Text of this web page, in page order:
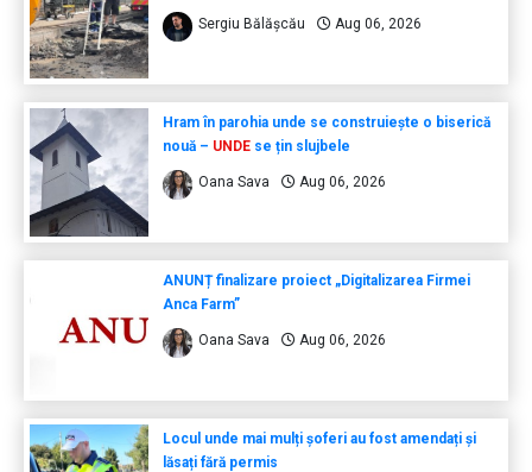
Sergiu Bălășcău Aug 06, 2026
Hram în parohia unde se construiește o biserică
nouă – UNDE se țin slujbele
Oana Sava Aug 06, 2026
ANUNȚ finalizare proiect „Digitalizarea Firmei
Anca Farm”
Oana Sava Aug 06, 2026
Locul unde mai mulți șoferi au fost amendați și
lăsați fără permis